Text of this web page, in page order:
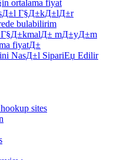
ortalama fiyat
Г§Д±kД±lД±r
bulabilirim
Г§Д±kmalД± mД±yД±m
fiyatД±
NasД±l SipariЕџ Edilir
sites